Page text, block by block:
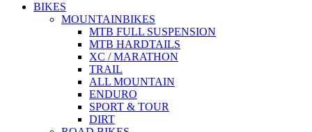
BIKES
MOUNTAINBIKES
MTB FULL SUSPENSION
MTB HARDTAILS
XC / MARATHON
TRAIL
ALL MOUNTAIN
ENDURO
SPORT & TOUR
DIRT